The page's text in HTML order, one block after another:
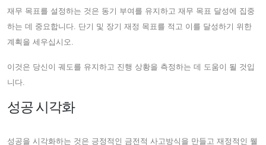
재무 목표를 설정하는 것은 동기 부여를 유지하고 재무 목표 달성에 집중
하는 데 중요합니다. 단기 및 장기 재정 목표를 적고 이를 달성하기 위한
계획을 세우십시오.
이것은 당신이 궤도를 유지하고 진행 상황을 측정하는 데 도움이 될 것입
니다.
성공 시각화
성공을 시각화하는 것은 긍정적인 금전적 사고방식을 만들고 재정적인 웰